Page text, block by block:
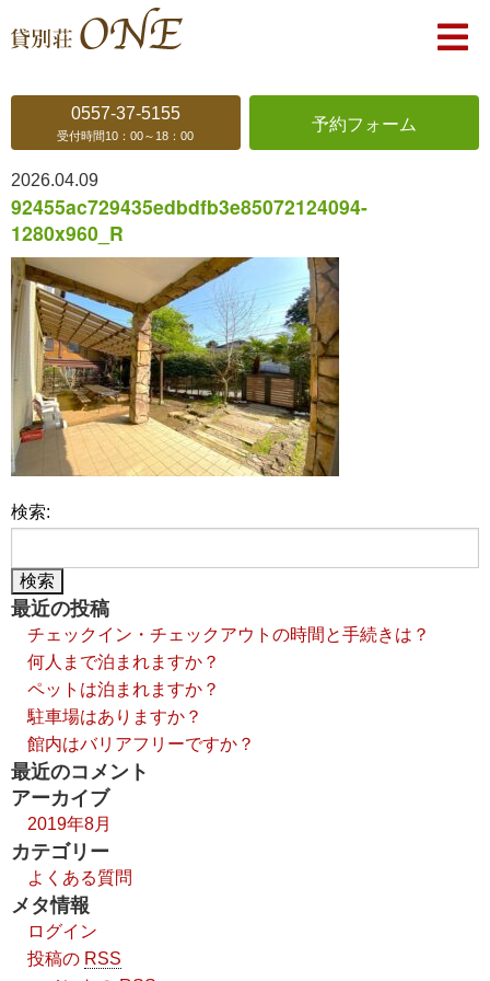
0557-37-5155
受付時間10：00～18：00
予約フォーム
2026.04.09
92455ac729435edbdfb3e85072124094-
1280x960_R
検索:
最近の投稿
チェックイン・チェックアウトの時間と手続きは？
何人まで泊まれますか？
ペットは泊まれますか？
駐車場はありますか？
館内はバリアフリーですか？
最近のコメント
アーカイブ
2019年8月
カテゴリー
よくある質問
メタ情報
ログイン
投稿の RSS